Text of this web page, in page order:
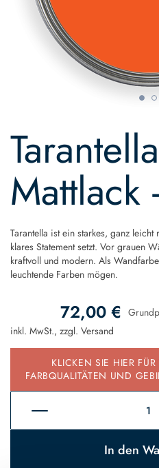
Mattlack
Tarantella ist ein starkes, ganz
klares Statement setzt. Vor grauen
kraftvoll und modern. Als
leuchtende Farben mögen.
72,00 €
inkl. MwSt., zzgl. Versand
KLICKEN SIE HIER FÜR
FARBQUALITÄTEN UND
In den
the
beginning
the
images